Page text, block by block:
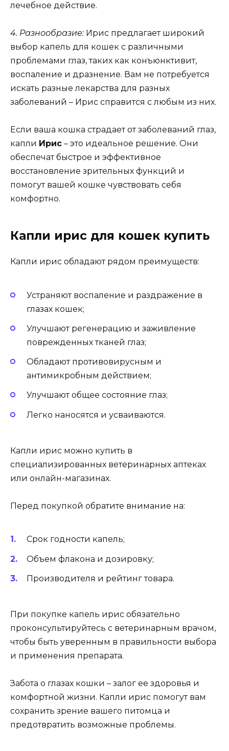
лечебное действие.
4. Разнообразие:Ирис предлагает широкий
выбор капель для кошек с различными
проблемами глаз, таких как конъюнктивит,
воспаление и дразнение. Вам не потребуется
искать разные лекарства для разных
заболеваний – Ирис справится с любым из них.
Если ваша кошка страдает от заболеваний глаз,
капли Ирис – это идеальное решение. Они
обеспечат быстрое и эффективное
восстановление зрительных функций и
помогут вашей кошке чувствовать себя
комфортно.
Капли ирис для кошек купить
Капли ирис обладают рядом преимуществ:
Устраняют воспаление и раздражение в
глазах кошек;
Улучшают регенерацию и заживление
поврежденных тканей глаз;
Обладают противовирусным и
антимикробным действием;
Улучшают общее состояние глаз;
Легко наносятся и усваиваются.
Капли ирис можно купить в
специализированных ветеринарных аптеках
или онлайн-магазинах.
Перед покупкой обратите внимание на:
Срок годности капель;
Объем флакона и дозировку;
Производителя и рейтинг товара.
При покупке капель ирис обязательно
проконсультируйтесь с ветеринарным врачом,
чтобы быть уверенным в правильности выбора
и применения препарата.
Забота о глазах кошки – залог ее здоровья и
комфортной жизни. Капли ирис помогут вам
сохранить зрение вашего питомца и
предотвратить возможные проблемы.